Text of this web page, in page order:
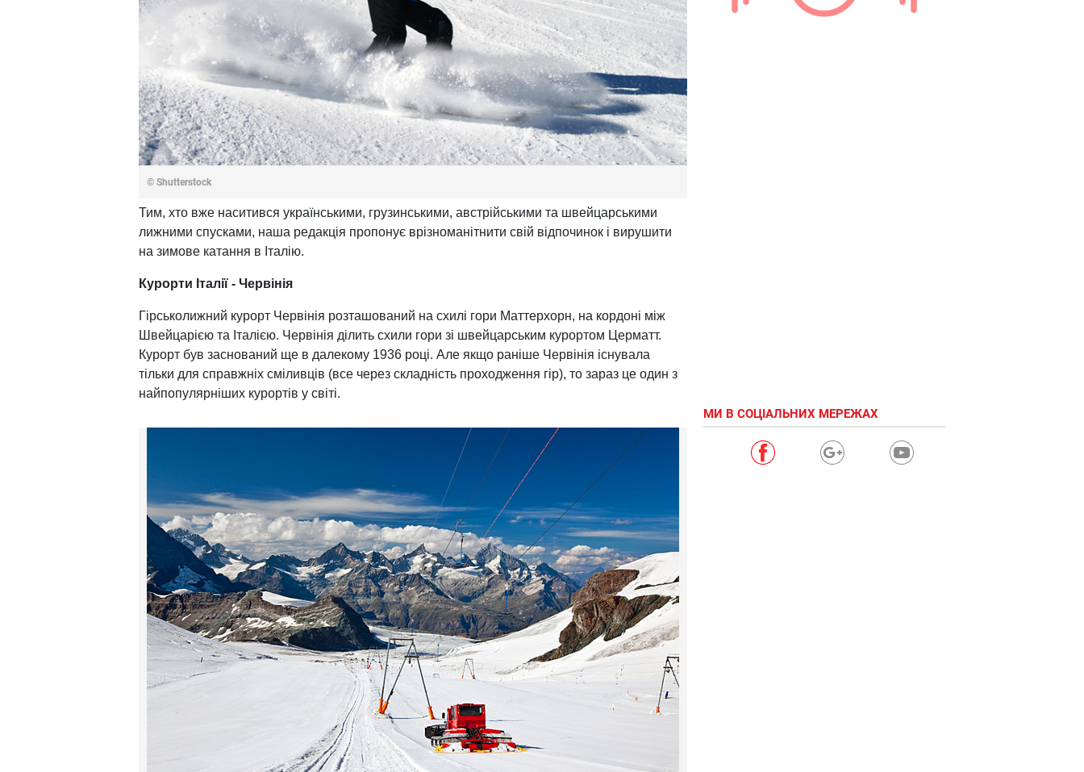
© Shutterstock
Тим, хто вже наситився українськими, грузинськими, австрійськими та швейцарськими
лижними спусками, наша редакція пропонує врізноманітнити свій відпочинок і вирушити
на зимове катання в Італію.
Курорти Італії - Червінія
Гірськолижний курорт Червінія розташований на схилі гори Маттерхорн, на кордоні між
Швейцарією та Італією. Червінія ділить схили гори зі швейцарським курортом Церматт.
Курорт був заснований ще в далекому 1936 році. Але якщо раніше Червінія існувала
тільки для справжніх сміливців (все через складність проходження гір), то зараз це один з
найпопулярніших курортів у світі.
МИ В СОЦІАЛЬНИХ МЕРЕЖАХ